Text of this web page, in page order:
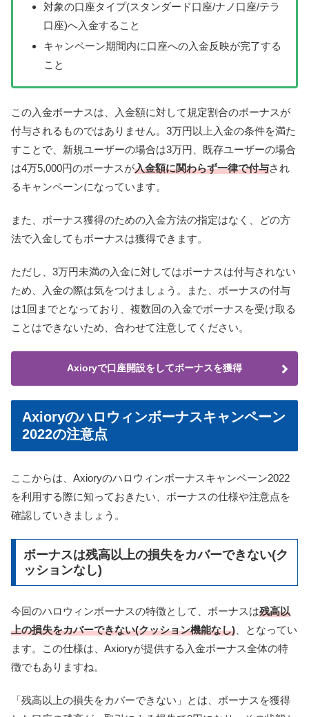
対象の口座タイプ(スタンダード口座/ナノ口座/テラ
口座)へ入金すること
キャンペーン期間内に口座への入金反映が完了する
こと
この入金ボーナスは、入金額に対して規定割合のボーナスが
付与されるものではありません。3万円以上入金の条件を満た
すことで、新規ユーザーの場合は3万円、既存ユーザーの場合
は4万5,000円のボーナスが入金額に関わらず一律で付与され
るキャンペーンになっています。
また、ボーナス獲得のための入金方法の指定はなく、どの方
法で入金してもボーナスは獲得できます。
ただし、3万円未満の入金に対してはボーナスは付与されない
ため、入金の際は気をつけましょう。また、ボーナスの付与
は1回までとなっており、複数回の入金でボーナスを受け取る
ことはできないため、合わせて注意してください。
Axioryで口座開設をしてボーナスを獲得
Axioryのハロウィンボーナスキャンペーン
2022の注意点
ここからは、Axioryのハロウィンボーナスキャンペーン2022
を利用する際に知っておきたい、ボーナスの仕様や注意点を
確認していきましょう。
ボーナスは残高以上の損失をカバーできない(ク
ッションなし)
今回のハロウィンボーナスの特徴として、ボーナスは残高以
上の損失をカバーできない(クッション機能なし) 、となってい
ます。この仕様は、Axioryが提供する入金ボーナス全体の特
徴でもありますね。
「残高以上の損失をカバーできない」とは、ボーナスを獲得